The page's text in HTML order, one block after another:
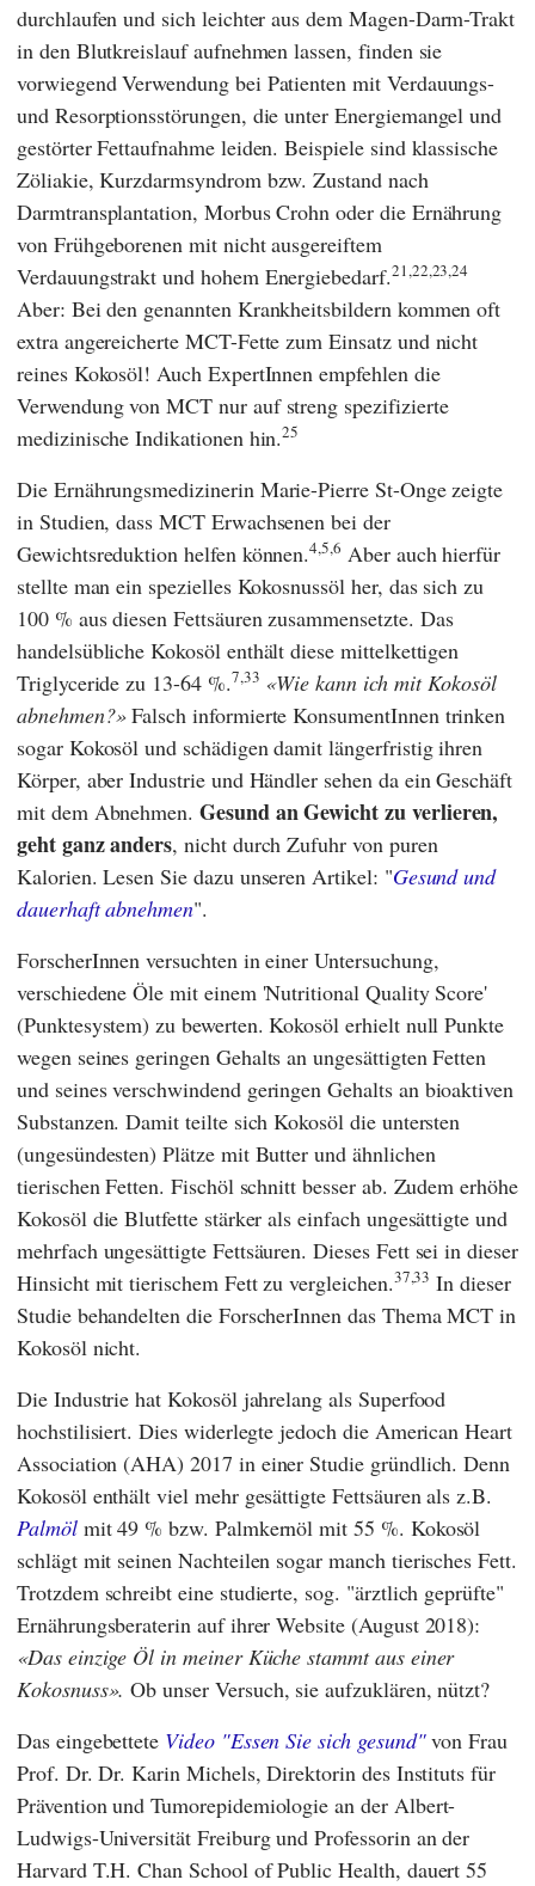
durchlaufen und sich leichter aus dem Magen-Darm-Trakt
in den Blutkreislauf aufnehmen lassen, finden sie
vorwiegend Verwendung bei Patienten mit Verdauungs-
und Resorptionsstörungen, die unter Energiemangel und
gestörter Fettaufnahme leiden. Beispiele sind klassische
Zöliakie, Kurzdarmsyndrom bzw. Zustand nach
Darmtransplantation, Morbus Crohn oder die Ernährung
von Frühgeborenen mit nicht ausgereiftem
Verdauungstrakt und hohem Energiebedarf.21,22,23,24
Aber: Bei den genannten Krankheitsbildern kommen oft
extra angereicherte MCT-Fette zum Einsatz und nicht
reines Kokosöl! Auch ExpertInnen empfehlen die
Verwendung von MCT nur auf streng spezifizierte
medizinische Indikationen hin.25
Die Ernährungsmedizinerin Marie-Pierre St-Ongezeigte
in Studien, dass MCT Erwachsenen bei der
Gewichtsreduktion helfen können.4,5,6 Aber auch hierfür
stellte man ein spezielles Kokosnussöl her, das sich zu
100 % aus diesen Fettsäuren zusammensetzte. Das
handelsübliche Kokosöl enthält diese mittelkettigen
Triglyceride zu 13-64 %.7,33
Wie kann ich mit Kokosöl
abnehmen? Falsch informierte KonsumentInnen trinken
sogar Kokosöl und schädigen damit längerfristig ihren
Körper, aber Industrie und Händler sehen da ein Geschäft
mit dem Abnehmen.Gesund an Gewicht zu verlieren,
geht ganz anders, nicht durch Zufuhr von puren
Kalorien. Lesen Sie dazu unseren Artikel: "Gesund und
dauerhaft abnehmen".
ForscherInnen versuchten in einer Untersuchung,
verschiedene Öle mit einem 'Nutritional Quality Score'
(Punktesystem) zu bewerten. Kokosöl erhielt null Punkte
wegen seines geringen Gehalts an ungesättigten Fetten
und seines verschwindend geringen Gehalts an bioaktiven
Substanzen. Damit teilte sich Kokosöl die untersten
(ungesündesten) Plätze mit Butter und ähnlichen
tierischen Fetten. Fischöl schnitt besser ab. Zudem erhöhe
Kokosöl die Blutfette stärker als einfach ungesättigte und
mehrfach ungesättigte Fettsäuren. Dieses Fett sei in dieser
Hinsicht mit tierischem Fett zu vergleichen.37,33 In dieser
Studie behandelten die ForscherInnen das Thema MCT in
Kokosöl nicht.
Die Industrie hat Kokosöl jahrelang als Superfood
hochstilisiert. Dies widerlegte jedoch die American Heart
Association (AHA) 2017 in einer Studie gründlich. Denn
Kokosöl enthält viel mehr gesättigte Fettsäuren als z.B.
Palmölmit 49 % bzw. Palmkernöl mit 55 %. Kokosöl
schlägt mit seinen Nachteilen sogar manch tierisches Fett.
Trotzdem schreibt eine studierte, sog. "ärztlich geprüfte"
Ernährungsberaterin auf ihrer Website (August 2018):
Das einzige Öl in meiner Küche stammt aus einer
Kokosnuss . Ob unser Versuch, sie aufzuklären, nützt?
Das eingebettete Video "Essen Sie sich gesund"von Frau
Prof. Dr. Dr.Karin Michels, Direktorin des Instituts für
Prävention und Tumorepidemiologie an der Albert-
Ludwigs-Universität Freiburgund Professorin an der
Harvard T.H. Chan School of Public Health, dauert 55